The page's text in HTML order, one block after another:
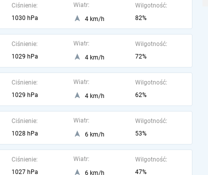
Ciśnienie:
1030 hPa
Wiatr:
4 km/h
Wilgotność:
82%
Ciśnienie:
1029 hPa
Wiatr:
4 km/h
Wilgotność:
72%
Ciśnienie:
1029 hPa
Wiatr:
4 km/h
Wilgotność:
62%
Ciśnienie:
1028 hPa
Wiatr:
6 km/h
Wilgotność:
53%
Ciśnienie:
1027 hPa
Wiatr:
6 km/h
Wilgotność:
47%